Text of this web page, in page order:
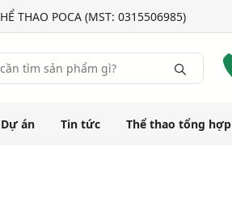
THAO POCA (MST: 0315506985)
Dự án Tin tức Thể thao tổng hợp